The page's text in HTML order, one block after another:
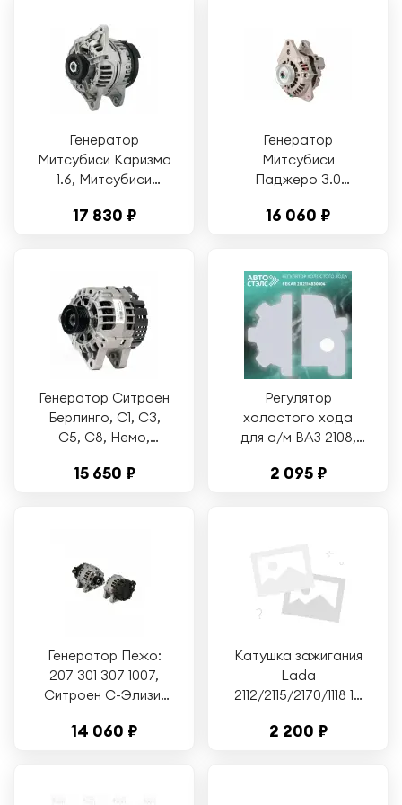
Генератор
Митсубиси Каризма
1.6, Митсубиси
(TT11047)
17 830 ₽
Генератор
Митсубиси
Паджеро 3.0
16 060 ₽
Генератор Ситроен
Берлинго, C1, C3,
C5, C8, Немо,
Федра, Пежо
(TT11231)
15 650 ₽
Регулятор
холостого хода
для а/м ВАЗ 2108,
2170 (для дросс.
2 095 ₽
Генератор Пежо:
207 301 307 1007,
Ситроен С-Элизи,
(TT11266)
14 060 ₽
Катушка зажигания
Lada
2112/2115/2170/1118 16
2 200 ₽